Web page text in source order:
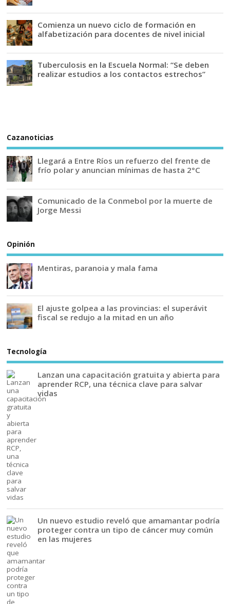
Comienza un nuevo ciclo de formación en
alfabetización para docentes de nivel inicial
Tuberculosis en la Escuela Normal: “Se deben
realizar estudios a los contactos estrechos”
Cazanoticias
Llegará a Entre Ríos un refuerzo del frente de
frío polar y anuncian mínimas de hasta 2°C
Comunicado de la Conmebol por la muerte de
Jorge Messi
Opinión
Mentiras, paranoia y mala fama
El ajuste golpea a las provincias: el superávit
fiscal se redujo a la mitad en un año
Tecnología
Lanzan una capacitación gratuita y abierta para
aprender RCP, una técnica clave para salvar
vidas
Un nuevo estudio reveló que amamantar podría
proteger contra un tipo de cáncer muy común
en las mujeres